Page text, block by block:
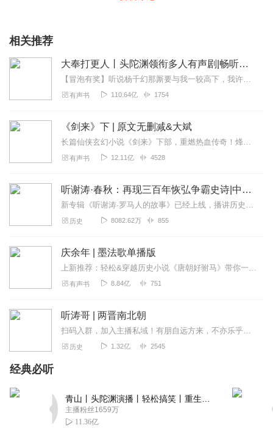
相关推荐
大奉打更人丨头陀渊领衔多人有声剧|畅听全集|王鹤棣、田曦薇主演影视剧原著|卖报小郎君
【冒泡有奖】听说杨千幻那厮要与我一较高下，我许七安要开始装叉了！快进入声音播放页戳下方输入框，冒个泡偷偷告诉我，我要用哪些诗词才能胜过他？说得好的，有赏！202...
有声书 110.64亿 1754
《剑来》下 | 原文无删减&大斌
长篇仙侠玄幻小说《剑来》下部，重燃热血传奇！烽火戏诸侯、大斌再次携手继《雪中悍刀行》之后又一力作【剧情简介】一个生长在北方的贫寒少年，当他有一天看到头顶竟有成千...
有声书 12.11亿 4528
听谢涛·春秋：再现三百年恢弘争霸史诗|中国历史 古代
新专辑《听谢涛·罗马人的故事》已经上线，播讲历史十余年，谢涛有度开讲外国历史。1000集+精彩有声节目，完整讲述两千年罗马史，再现西方世界的文明源头。点击跳转收...
历史 8082.62万 855
庆余年 | 墨法歌单播版
上新推荐：轻松&穿越历史小说《唐朝好驸马》带你一路开挂！强烈推荐张若昀、李沁、陈道明主演电视剧原著小说最强权谋小说，玩转职场必备宝典尔虞我诈，尽是权臣翻天手段；...
有声书 8.84亿 751
听涛哥 | 两晋南北朝
扫码入群，加入主播私域！有朋自远方来，不亦乐乎！欢迎来到【涛哥历史私董会】！这里没有枯燥的教科书，只有一群爱听故事、爱聊掌故的朋友。在这里，你可以：✨分享你读...
历史 1.32亿 2545
经典必听
主播粉丝1659万
11.36亿